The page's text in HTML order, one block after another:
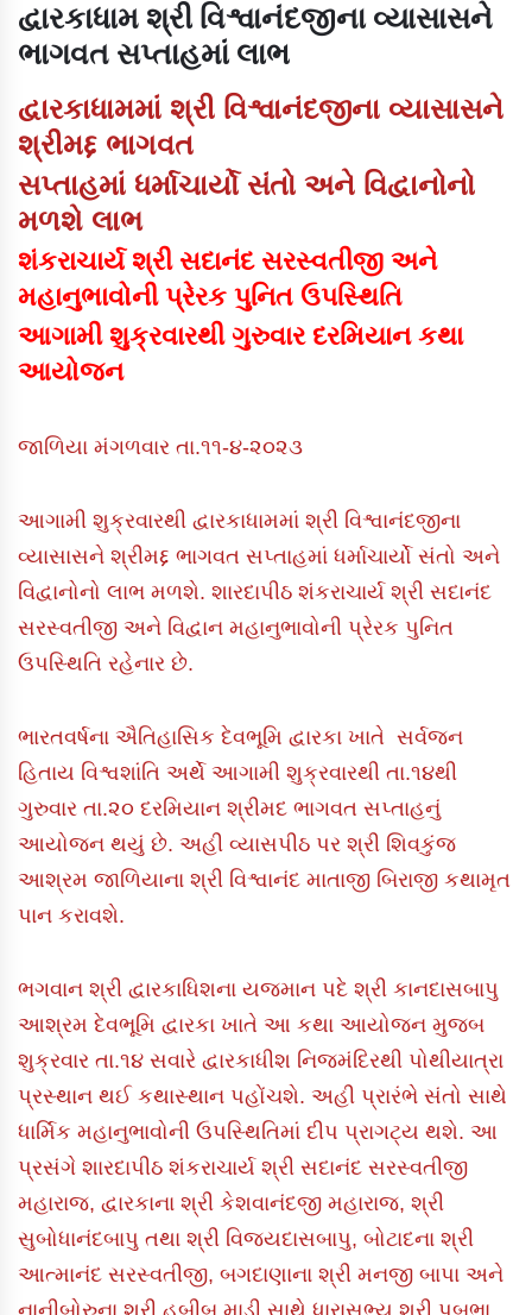
દ્વારકાધામ શ્રી વિશ્વાનંદજીના વ્યાસાસને
ભાગવત સપ્તાહમાં લાભ
દ્વારકાધામમાં શ્રી વિશ્વાનંદજીના વ્યાસાસને
શ્રીમદ્દ ભાગવત
સપ્તાહમાં ધર્માચાર્યો સંતો અને વિદ્વાનોનો
મળશે લાભ
શંકરાચાર્ય શ્રી સદાનંદ સરસ્વતીજી અને
મહાનુભાવોની પ્રેરક પુનિત ઉપસ્થિતિ
આગામી શુક્રવારથી ગુરુવાર દરમિયાન કથા
આયોજન
જાળિયા મંગળવાર તા.૧૧-૪-૨૦૨૩
આગામી શુક્રવારથી દ્વારકાધામમાં શ્રી વિશ્વાનંદજીના
વ્યાસાસને શ્રીમદ્દ ભાગવત સપ્તાહમાં ધર્માચાર્યો સંતો અને
વિદ્વાનોનો લાભ મળશે. શારદાપીઠ શંકરાચાર્ય શ્રી સદાનંદ
સરસ્વતીજી અને વિદ્વાન મહાનુભાવોની પ્રેરક પુનિત
ઉપસ્થિતિ રહેનાર છે.
ભારતવર્ષના ઐતિહાસિક દેવભૂમિ દ્વારકા ખાતે સર્વજન
હિતાય વિશ્વશાંતિ અર્થે આગામી શુક્રવારથી તા.૧૪થી
ગુરુવાર તા.૨૦ દરમિયાન શ્રીમદ ભાગવત સપ્તાહનું
આયોજન થયું છે. અહી વ્યાસપીઠ પર શ્રી શિવકુંજ
આશ્રમ જાળિયાના શ્રી વિશ્વાનંદ માતાજી બિરાજી કથામૃત
પાન કરાવશે.
ભગવાન શ્રી દ્વારકાધિશના યજમાન પદે શ્રી કાનદાસબાપુ
આશ્રમ દેવભૂમિ દ્વારકા ખાતે આ કથા આયોજન મુજબ
શુક્રવાર તા.૧૪ સવારે દ્વારકાધીશ નિજમંદિરથી પોથીયાત્રા
પ્રસ્થાન થઈ કથાસ્થાન પહોંચશે. અહી પ્રારંભે સંતો સાથે
ધાર્મિક મહાનુભાવોની ઉપસ્થિતિમાં દીપ પ્રાગટ્ય થશે. આ
પ્રસંગે શારદાપીઠ શંકરાચાર્ય શ્રી સદાનંદ સરસ્વતીજી
મહારાજ, દ્વારકાના શ્રી કેશવાનંદજી મહારાજ, શ્રી
સુબોધાનંદબાપુ તથા શ્રી વિજયદાસબાપુ, બોટાદના શ્રી
આત્માનંદ સરસ્વતીજી, બગદાણાના શ્રી મનજી બાપા અને